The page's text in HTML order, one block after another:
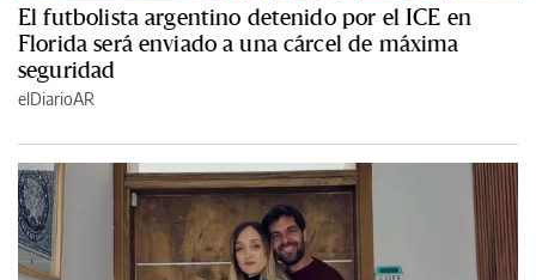
El futbolista argentino detenido por el ICE en
Florida será enviado a una cárcel de máxima
seguridad
elDiarioAR